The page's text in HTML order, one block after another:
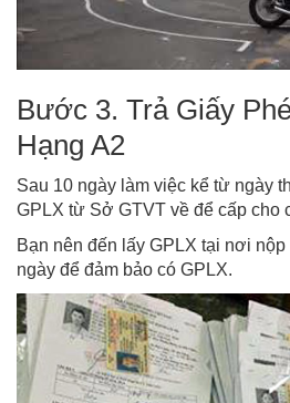
Bước 3. Trả Giấy
Hạng A2
Sau 10 ngày làm việc kể từ ngày
GPLX từ Sở GTVT về để cấp cho
Bạn nên đến lấy GPLX tại nơi
ngày để đảm bảo có GPLX.